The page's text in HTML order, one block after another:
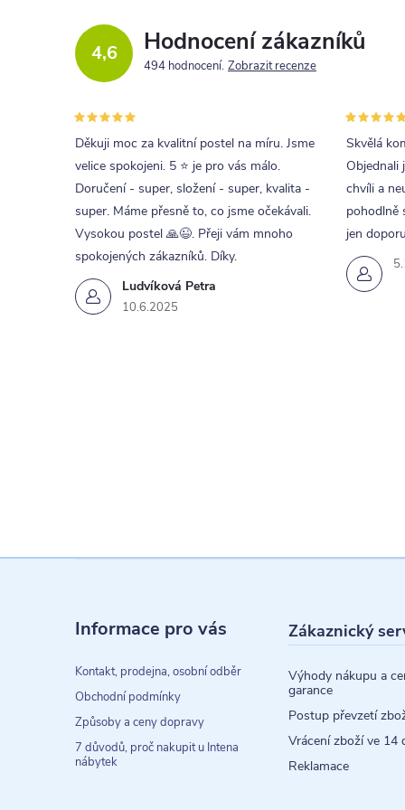
4,6 Hodnocení zákazníků
494 hodnocení Zobrazit recenze
Ludvíková Petra
10.6.2025
Děkuji moc za kvalitní postel na míru. Jsme
velice spokojeni. 5 ⭐ je pro vás málo.
Doručení - super, složení - super, kvalita -
super. Máme přesně to, co jsme očekávali.
Vysokou postel 🙏😉. Přeji vám mnoho
spokojených zákazníků. Díky.
Skvělá
Objednali
chvíli a
pohodlně
jen
Informace pro vás
Kontakt, prodejna, osobní odběr
Obchodní podmínky
Způsoby a ceny dopravy
7 důvodů, proč nakupit u Intena
nábytek
Zákaznický
Výhody nákupu a
garance
Postup převzetí
Vrácení zboží ve 14
Reklamace